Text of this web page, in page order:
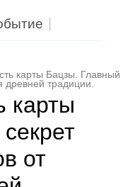
карты Бацзы. Главный
древней традиции.
карты
от